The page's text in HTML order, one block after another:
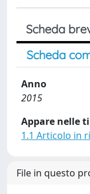
Scheda
Scheda
Anno
2015
Appare nelle
1.1 Articolo in
File in questo